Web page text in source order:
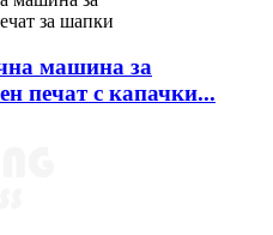
машина за
печат с капачки...